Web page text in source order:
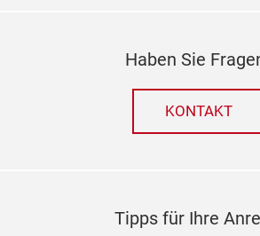
Haben Sie
KONTAKT
Tipps für Ihre